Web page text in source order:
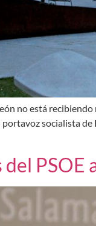
no está
socialista de
PSOE